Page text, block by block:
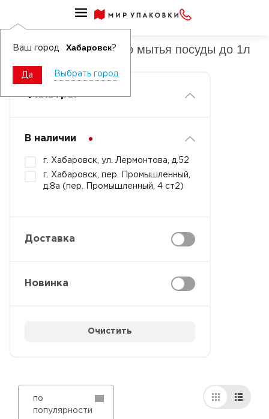
Ваш город Хабаровск?
Да Выбрать город
Средства для ручного мытья посуды до 1л
Фильтры
В наличии
г. Хабаровск, ул. Лермонтова, д.52
г. Хабаровск, пер. Промышленный,
д.8а (пер. Промышленный, 4 ст2)
Доставка
Новинка
Очистить
по
популярности